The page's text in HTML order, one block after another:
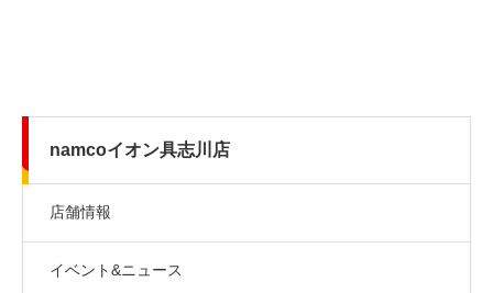
namcoイオン具志川店
店舗情報
イベント&ニュース